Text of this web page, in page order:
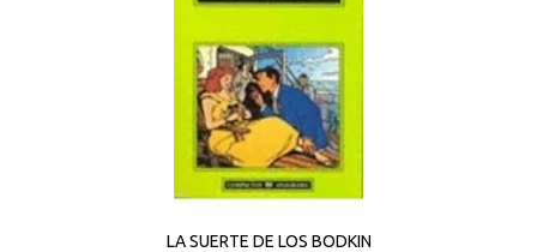
LA SUERTE DE LOS BODKIN